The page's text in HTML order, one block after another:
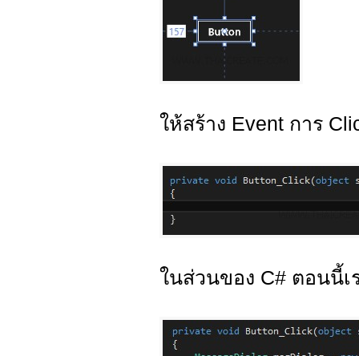
ให้สร้าง Event การ
ในส่วนของ C# ตอนนี้เ